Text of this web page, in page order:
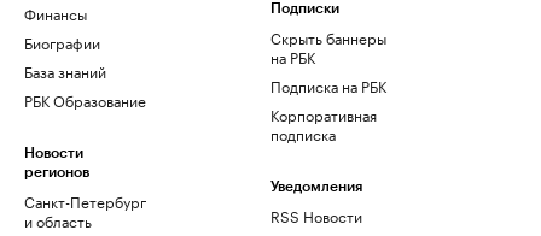
Финансы
Биографии
База знаний
РБК Образование
Новости
регионов
Санкт-Петербург
и область
Подписки
Скрыть баннеры
на РБК
Подписка на РБК
Корпоративная
подписка
Уведомления
RSS Новости